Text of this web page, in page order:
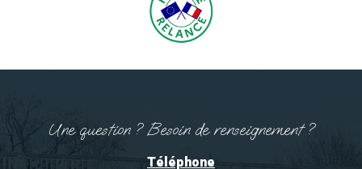
Une question ? Besoin de renseignement ?
Téléphone